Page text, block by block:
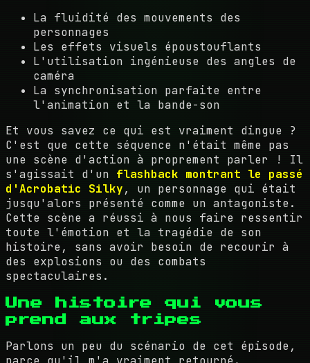
La fluidité des mouvements des
personnages
Les effets visuels époustouflants
L'utilisation ingénieuse des angles de
caméra
La synchronisation parfaite entre
l'animation et la bande-son
Et vous savez ce qui est vraiment dingue ?
C'est que cette séquence n'était même pas
une scène d'action à proprement parler ! Il
s'agissait d'un flashback montrant le passé
d'Acrobatic Silky, un personnage qui était
jusqu'alors présenté comme un antagoniste.
Cette scène a réussi à nous faire ressentir
toute l'émotion et la tragédie de son
histoire, sans avoir besoin de recourir à
des explosions ou des combats
spectaculaires.
Une histoire qui vous
prend aux tripes
Parlons un peu du scénario de cet épisode,